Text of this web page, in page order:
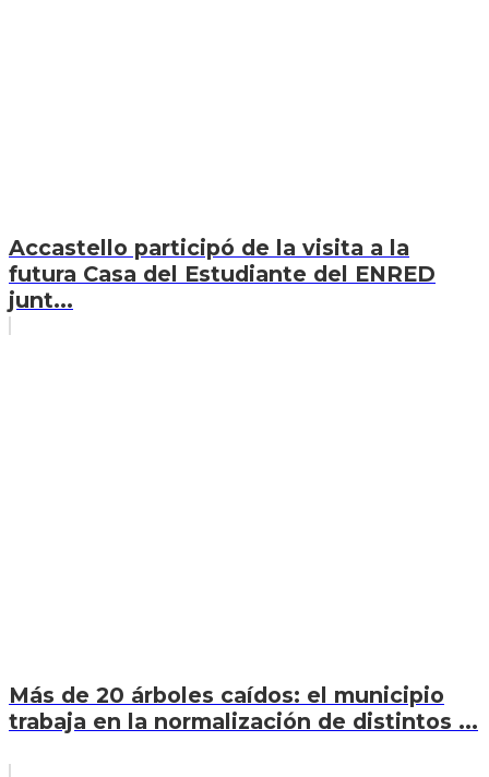
Accastello participó de la visita a la
futura Casa del Estudiante del ENRED
junt...
Más de 20 árboles caídos: el municipio
trabaja en la normalización de distintos ...